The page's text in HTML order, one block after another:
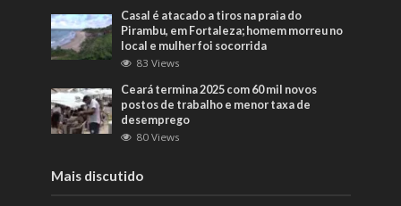
Casal é atacado a tiros na praia do
Pirambu, em Fortaleza; homem morreu no
local e mulher foi socorrida
83 Views
Ceará termina 2025 com 60 mil novos
postos de trabalho e menor taxa de
desemprego
80 Views
Mais discutido